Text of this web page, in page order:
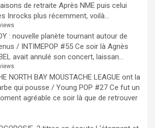
de retraite Après NME puis celui
Inrocks plus récemment, voilà...
: nouvelle planète tournant autour de
/ INTIMEPOP #55 Ce soir là Agnès
avait annulé son concert, laissan...
NORTH BAY MOUSTACHE LEAGUE ont la
qui pousse / Young POP #27 Ce fut un
agréable ce soir là que de retrouver